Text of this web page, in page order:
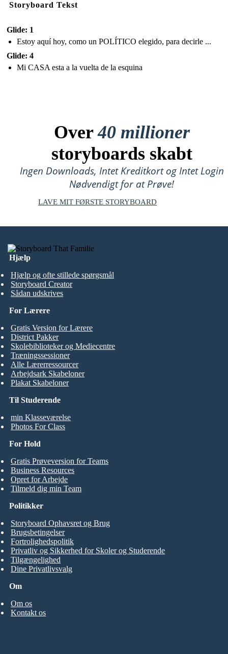
Storyboard Tekst
Glide: 1
Estoy aquí hoy, como un POLÍTICO elegido, para decirle ...
Glide: 4
Mi CASA esta a la vuelta de la esquina
Over40 millioner
storyboards skabt
Ingen Downloads, Intet Kreditkort og Intet Login
Nødvendigt for at Prøve!
LAVE MIT FØRSTE STORYBOARD
Hjælp
Hjælp og ofte stillede spørgsmål
Storyboard Creator
Sådan udskrives
Til Studerende
min Klasseværelse
Photos For Class
For Lærere
Gratis Version for Lærere
District Pakker
Skolebiblioteker og Mediecentre
Træningssessioner
Alle Lærerressourcer
Arbejdsark Skabeloner
Plakat Skabeloner
For Hold
Gratis Prøveversion for Teams
Business Resources
Opret for Arbejde
Tilmeld dig min Team
Om
Om os
Kontakt os
Politikker
Storyboard Ophavsret og Brug
Brugsbetingelser
Fortrolighedspolitik
Privatliv og Sikkerhed for Skoler og Studerende
Tilgængelighed
Dine Privatlivsvalg